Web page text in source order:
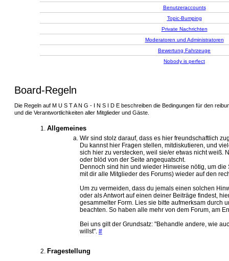
Benutzeraccounts
Topic-Bumping
Private Nachrichten
Moderatoren und Administratoren
Bewertung Fahrzeuge
Nobody is perfect
Board-Regeln
Die Regeln auf M U S T A N G - I N S I D E beschreiben die Bedingungen für den
und die Verantwortlichkeiten aller Mitglieder und Gäste.
Allgemeines
Wir sind stolz darauf, dass es hier freundschaftlich
Du kannst hier Fragen stellen, mitdiskutieren, und
sich hier zu verstecken, weil sie/er etwas nicht weiß.
oder blöd von der Seite angequatscht.
Dennoch sind hin und wieder Hinweise nötig, um die
mit dir alle Mitglieder des Forums) wieder auf den
Um zu vermeiden, dass du jemals einen solchen
oder als Antwort auf einen deiner Beiträge findest,
gesammelter Form. Lies sie bitte aufmerksam durch
beachten. So haben alle mehr von dem Forum, am
Bei uns gilt der Grundsatz: "Behandle andere, wie
willst". #
Fragestellung